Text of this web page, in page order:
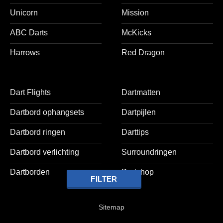
FILTER
Unicorn
ABC Darts
Harrows
Mission
McKicks
Red Dragon
Dart Flights
Dartbord ophangsets
Dartbord ringen
Dartbord verlichting
Dartborden
Dartmatten
Dartpijlen
Darttips
Surroundringen
Dartshop
Sitemap